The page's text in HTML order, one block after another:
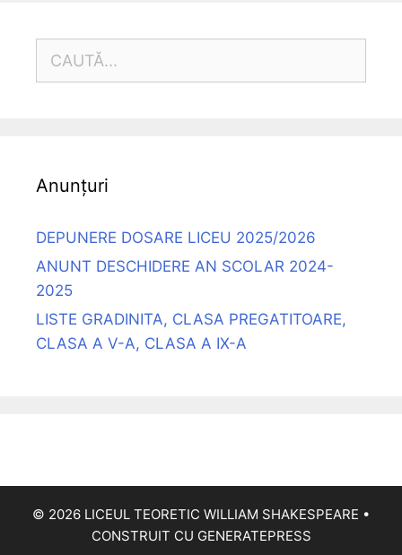
Anunțuri
DEPUNERE DOSARE LICEU 2025/2026
ANUNT DESCHIDERE AN SCOLAR 2024-
2025
LISTE GRADINITA, CLASA PREGATITOARE,
CLASA A V-A, CLASA A IX-A
© 2026 LICEUL TEORETIC WILLIAM SHAKESPEARE •
CONSTRUIT CU GENERATEPRESS